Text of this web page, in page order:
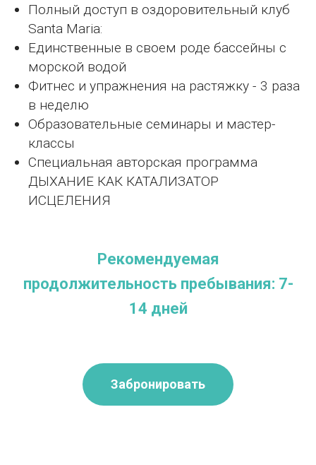
Полный доступ в оздоровительный клуб
Santa Maria:
Единственные в своем роде бассейны с
морской водой
Фитнес и упражнения на растяжку - 3 раза
в неделю
Образовательные семинары и мастер-
классы
Специальная авторская программа
ДЫХАНИЕ КАК КАТАЛИЗАТОР
ИСЦЕЛЕНИЯ
Рекомендуемая
продолжительность пребывания: 7-
14 дней
Забронировать